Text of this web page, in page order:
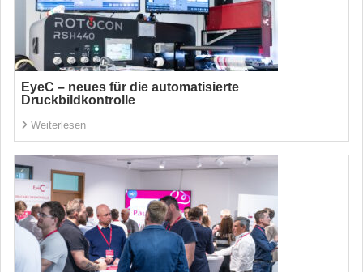
EyeC – neues für die automatisierte
Druckbildkontrolle
Weiterlesen